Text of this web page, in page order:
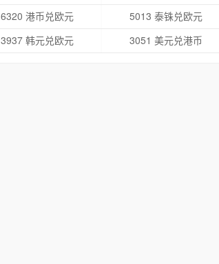
6320 港币兑欧元
5013 泰铢兑欧元
3937 韩元兑欧元 3051 美元兑港币